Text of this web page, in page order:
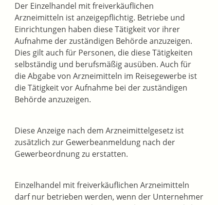
Der Einzelhandel mit freiverkäuflichen
Arzneimitteln ist anzeigepflichtig. Betriebe und
Einrichtungen haben diese Tätigkeit vor ihrer
Aufnahme der zuständigen Behörde anzuzeigen.
Dies gilt auch für Personen, die diese Tätigkeiten
selbständig und berufsmäßig ausüben. Auch für
die Abgabe von Arzneimitteln im Reisegewerbe ist
die Tätigkeit vor Aufnahme bei der zuständigen
Behörde anzuzeigen.
Diese Anzeige nach dem Arzneimittelgesetz ist
zusätzlich zur Gewerbeanmeldung nach der
Gewerbeordnung zu erstatten.
Einzelhandel mit freiverkäuflichen Arzneimitteln
darf nur betrieben werden, wenn der Unternehmer